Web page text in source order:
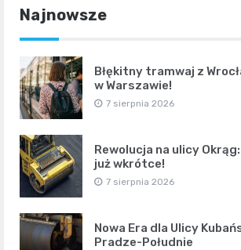
Najnowsze
Błękitny tramwaj z
w Warszawie!
7 sierpnia 2026
Rewolucja na ulicy
już wkrótce!
7 sierpnia 2026
Nowa Era dla Ulicy
Pradze-Południe